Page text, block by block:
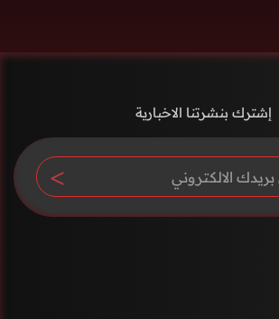
إشترك بنشرتنا الاخبارية